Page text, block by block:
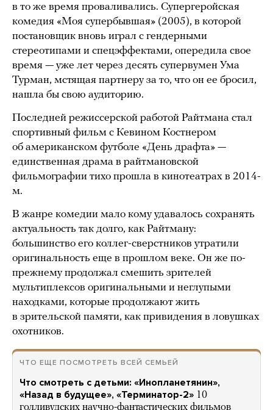
в то же время проваливались. Супергеройская
комедия «Моя супербывшая» (2005), в которой
постановщик вновь играл с гендерными
стереотипами и спецэффектами, опередила свое
время — уже лет через десять супервумен Ума
Турман, мстящая партнеру за то, что он ее бросил,
нашла бы свою аудиторию.
Последней режиссерской работой Райтмана стал
спортивный фильм с Кевином Костнером
об американском футболе «День драфта» —
единственная драма в райтмановской
фильмографии тихо прошла в кинотеатрах в 2014-
м.
В жанре комедии мало кому удавалось сохранять
актуальность так долго, как Райтману:
большинство его коллег-сверстников утратили
оригинальность еще в прошлом веке. Он же по-
прежнему продолжал смешить зрителей
мультиплексов оригинальными и неглупыми
находками, которые продолжают жить
в зрительской памяти, как привидения в ловушках
охотников.
ЧТО ЕЩЕ ПОСМОТРЕТЬ ВСЕЙ СЕМЬЕЙ
Что смотреть с детьми: «Инопланетянин»,
«Назад в будущее», «Терминатор-2» 10
голливудских научно-фантастических фильмов